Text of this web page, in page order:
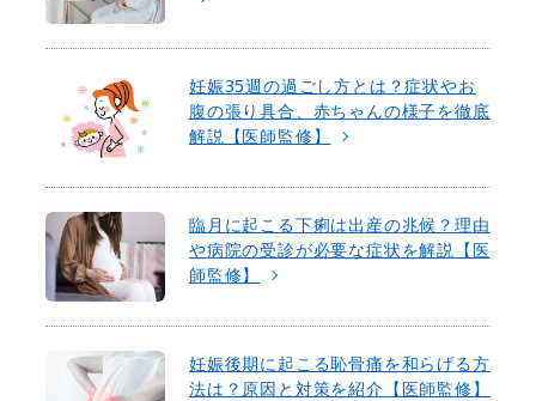
妊娠35週の過ごし方とは？症状やお
腹の張り具合、赤ちゃんの様子を徹底
解説【医師監修】
臨月に起こる下痢は出産の兆候？理由
や病院の受診が必要な症状を解説【医
師監修】
妊娠後期に起こる恥骨痛を和らげる方
法は？原因と対策を紹介【医師監修】